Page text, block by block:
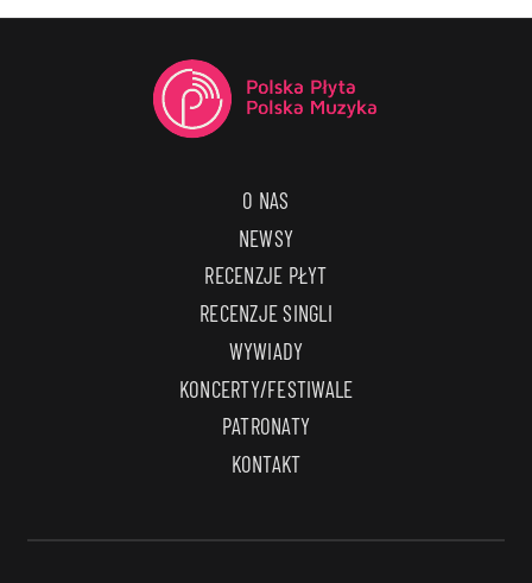
O NAS
NEWSY
RECENZJE PŁYT
RECENZJE SINGLI
WYWIADY
KONCERTY/FESTIWALE
PATRONATY
KONTAKT